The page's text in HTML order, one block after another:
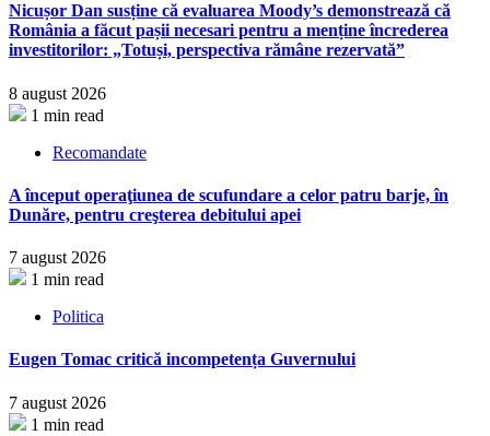
Nicușor Dan susține că evaluarea Moody’s demonstrează că
România a făcut pașii necesari pentru a menține încrederea
investitorilor: „Totuși, perspectiva rămâne rezervată”
8 august 2026
1 min read
Recomandate
A început operaţiunea de scufundare a celor patru barje, în
Dunăre, pentru creşterea debitului apei
7 august 2026
1 min read
Politica
Eugen Tomac critică incompetența Guvernului
7 august 2026
1 min read